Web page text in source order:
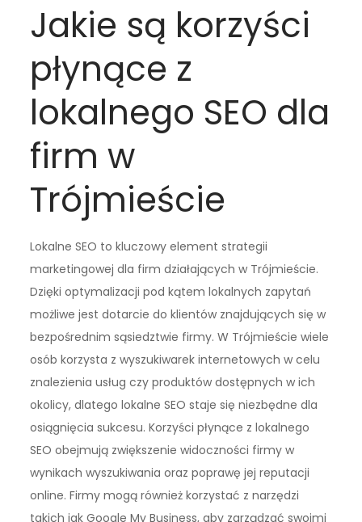
Jakie są korzyści
płynące z
lokalnego SEO dla
firm w
Trójmieście
Lokalne SEO to kluczowy element strategii
marketingowej dla firm działających w Trójmieście.
Dzięki optymalizacji pod kątem lokalnych zapytań
możliwe jest dotarcie do klientów znajdujących się w
bezpośrednim sąsiedztwie firmy. W Trójmieście wiele
osób korzysta z wyszukiwarek internetowych w celu
znalezienia usług czy produktów dostępnych w ich
okolicy, dlatego lokalne SEO staje się niezbędne dla
osiągnięcia sukcesu. Korzyści płynące z lokalnego
SEO obejmują zwiększenie widoczności firmy w
wynikach wyszukiwania oraz poprawę jej reputacji
online. Firmy mogą również korzystać z narzędzi
takich jak Google My Business, aby zarządzać swoimi